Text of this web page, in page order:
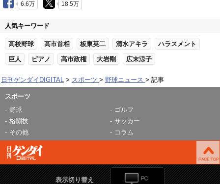
6.6万 18.5万
人気キーワード
高校野球 高市首相 板東英二 清水アキラ ハラスメント
巨人 ピアノ 高市政権 大岩剛 広末涼子
日刊ゲンダイDIGITAL スポーツ 野球ニュース 記事
スポーツ
野球
ゴルフ
格闘技
サッカー
その他
コラム
表示切り替え